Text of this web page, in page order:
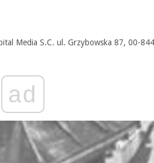
Media S.C. ul. Grzybowska 87, 00-844
ad